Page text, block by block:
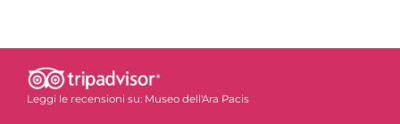
Leggi le recensioni su: Museo dell'Ara Pacis